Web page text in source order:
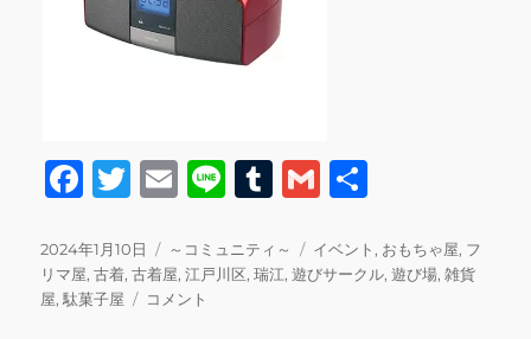
F
c
e
T
it
te
E
ai
l
Li
e
T
m
bl
G
ai
l
投
稿
日:
2024年1月10日
カ
テ
ゴ
～コミュニティ～
タ
グ
イベント, おもちゃ屋, フ
リマ屋,古着,古着屋,江戸川区,瑞江,遊びサークル,遊び場,雑貨
屋,駄菓子屋
次
コメント